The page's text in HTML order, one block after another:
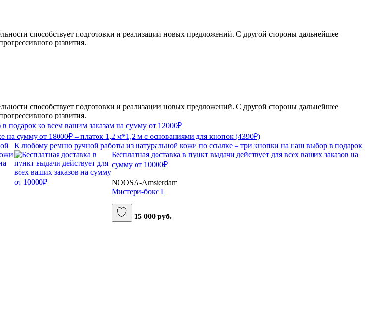
способствует подготовки и реализации новых предложений. С другой стороны дальнейшее
развития.
способствует подготовки и реализации новых предложений. С другой стороны дальнейшее
развития.
подарок ко всем вашим заказам на сумму от 12000₽
на сумму от 18000₽ – платок 1,2 м*1,2 м с основаниями для кнопок (4390₽)
К любому ремню ручной работы из натуральной кожи по ссылке – три кнопки на наш выбор в подарок
Бесплатная доставка в пункт выдачи действует для всех ваших заказов на
сумму от 10000₽
NOOSA-Amsterdam
Мистери-бокс L
15 000 руб.